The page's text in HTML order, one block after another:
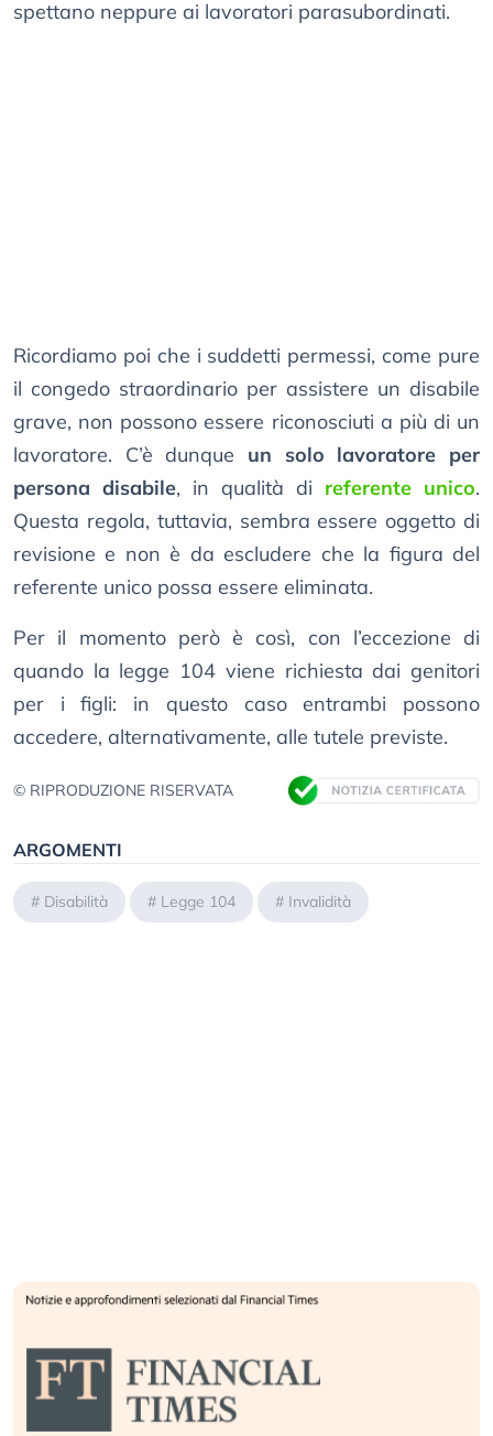
spettano neppure ai lavoratori parasubordinati.
Ricordiamo poi che i suddetti permessi, come pure
il congedo straordinario per assistere un disabile
grave, non possono essere riconosciuti a più di un
lavoratore. C’è dunque un solo lavoratore per
persona disabile, in qualità di referente unico.
Questa regola, tuttavia, sembra essere oggetto di
revisione e non è da escludere che la figura del
referente unico possa essere eliminata.
Per il momento però è così, con l’eccezione di
quando la legge 104 viene richiesta dai genitori
per i figli: in questo caso entrambi possono
accedere, alternativamente, alle tutele previste.
© RIPRODUZIONE RISERVATA
ARGOMENTI
# Disabilità # Legge 104 # Invalidità